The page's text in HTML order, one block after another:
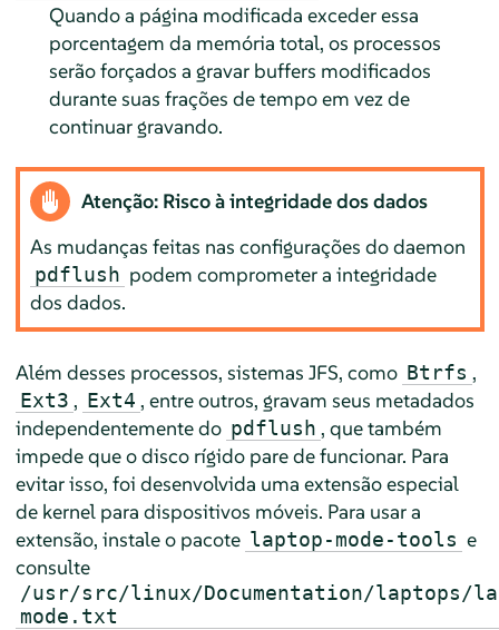
Quando a página modificada exceder essa
porcentagem da memória total, os processos
serão forçados a gravar buffers modificados
durante suas frações de tempo em vez de
continuar gravando.
Atenção: Risco à integridade dos dados
As mudanças feitas nas configurações do daemon
pdflush podem comprometer a integridade
dos dados.
Além desses processos, sistemas JFS, como Btrfs ,
Ext3 , Ext4 , entre outros, gravam seus metadados
independentemente do pdflush , que também
impede que o disco rígido pare de funcionar. Para
evitar isso, foi desenvolvida uma extensão especial
de kernel para dispositivos móveis. Para usar a
extensão, instale o pacote laptop-mode-tools e
consulte
/usr/src/linux/Documentation/laptops/
mode.txt